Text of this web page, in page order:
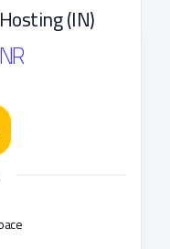
(IN)